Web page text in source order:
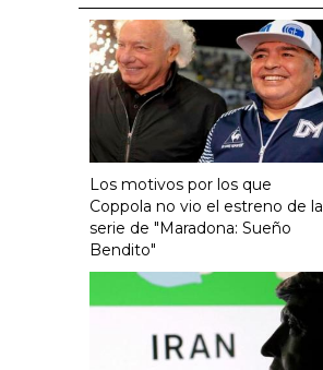
Los motivos por los que
Coppola no vio el estreno de la
serie de "Maradona: Sueño
Bendito"